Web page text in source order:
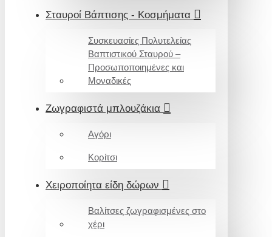
Σταυροί Βάπτισης - Κοσμήματα
Συσκευασίες Πολυτελείας
Βαπτιστικού Σταυρού –
Προσωποποιημένες και
Μοναδικές
Ζωγραφιστά μπλουζάκια
Αγόρι
Κορίτσι
Χειροποίητα είδη δώρων
Βαλίτσες ζωγραφισμένες στο
χέρι